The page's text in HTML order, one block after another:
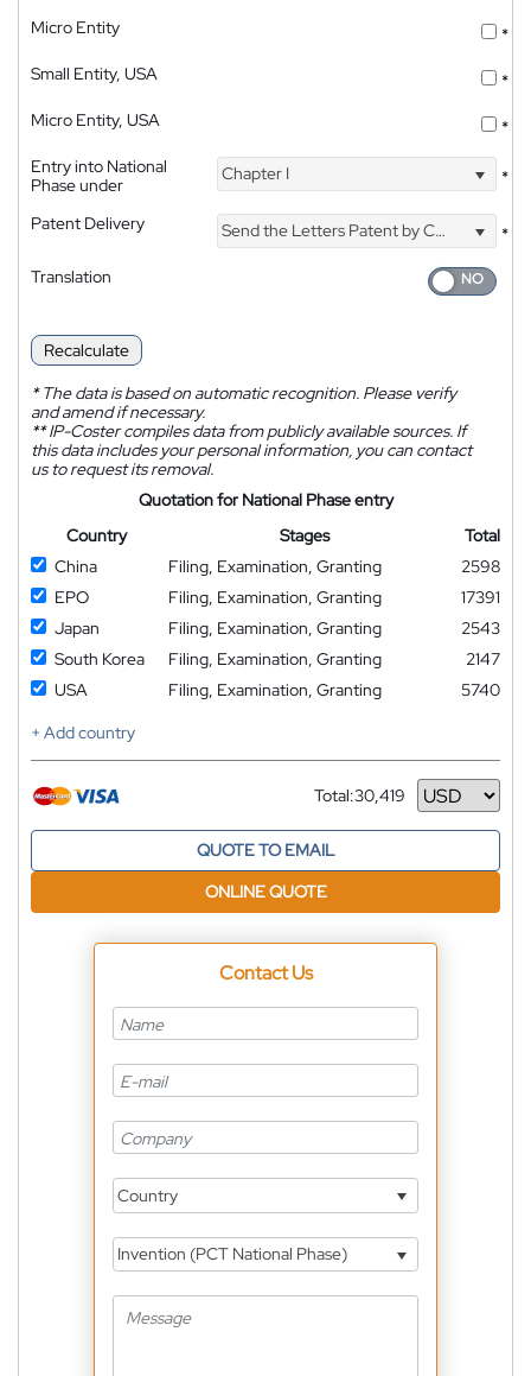
Micro Entity
*
Small Entity, USA
*
Micro Entity, USA
*
Entry into National
Phase under
Chapter I *
Patent Delivery Send the Letters Patent by Courier
*
Translation
Recalculate
*The data is based on automatic recognition. Please verify
and amend if necessary.
**IP-Coster compiles data from publicly available sources. If
this data includes your personal information, you can contact
us to request its removal.
Quotation for National Phase entry
Country
Stages
Total
China
Filing, Examination, Granting
2598
EPO
Filing, Examination, Granting
17391
Japan
Filing, Examination, Granting
2543
South Korea
Filing, Examination, Granting
2147
USA
Filing, Examination, Granting
5740
+ Add country
Total:30,419
Currency
QUOTE TO EMAIL
ONLINE QUOTE
Contact Us
Country
Invention (PCT National Phase)